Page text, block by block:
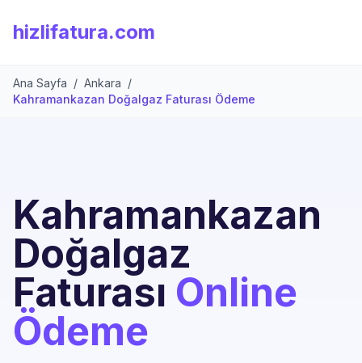
hizlifatura.com
Ana Sayfa / Ankara /
Kahramankazan Doğalgaz Faturası Ödeme
Kahramankazan
Doğalgaz
Faturası Online
Ödeme